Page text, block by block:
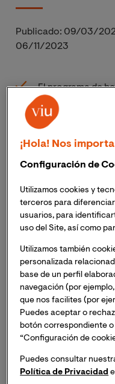
Publicado: 09/03/
06/11/2023
El programa de
formación en
Latinoamérica
para 4 másteres de
Venezuela, Chile,
Después de un
fue valorada la
entorno de cada
anunciaron a sus
Creadas por la
Valencia en
Estados
formación en ciencia
Para ello esta primera
¡Hola! Nos
Configuración de
Utilizamos cookies y
terceros para
usuarios, para
uso del Site, así como
Utilizamos también
personalizada
base de un perfil
navegación (por
que nos facilites (por
Puedes aceptar o
botón correspondiente
“Configuración de
Puedes consultar
Política de Privacidad